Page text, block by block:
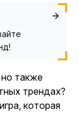
но также
трендах?
которая